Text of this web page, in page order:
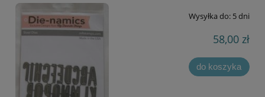
Wysyłka do: 5 dni
58,00 zł
do koszyka